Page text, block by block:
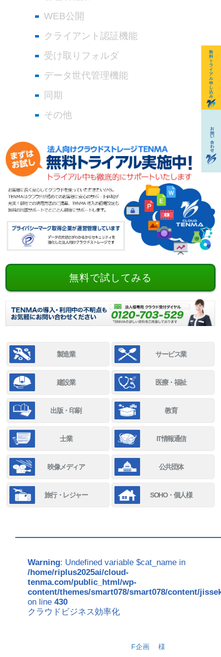
WEB公開
クライアント認証機能
受け取りフォルダ
データ世代管理機能
同期
その他
無料で試してみる
製造業 サービス業
建設業 医療・福祉
出版・印刷 教育
士業 IT情報通信
映像メディア 公共団体
旅行・レジャー SOHO・個人様
Warning: Undefined variable $cat_name in
/home/riplus2025ai/cloud-
tenma.com/public_html/wp-
content/themes/smart078/smart078/content/
on line430
クラウドビジネス効率化
F企画 様